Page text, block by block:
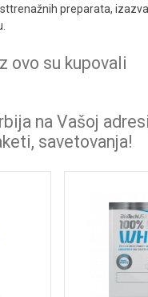
preparata,
ovo su kupovali
na Vašoj
savetovanja!